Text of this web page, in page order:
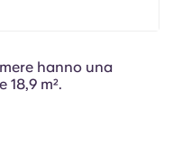
hanno una
18,9 m².